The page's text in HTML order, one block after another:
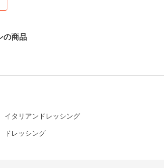
の商品
イタリアンドレッシング
ドレッシング